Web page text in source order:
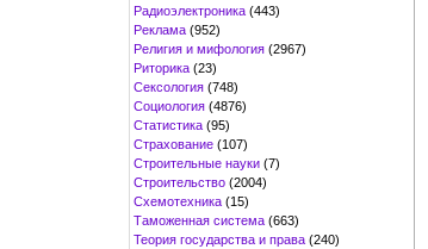
Радиоэлектроника (443)
Реклама (952)
Религия и мифология (2967)
Риторика (23)
Сексология (748)
Социология (4876)
Статистика (95)
Страхование (107)
Строительные науки (7)
Строительство (2004)
Схемотехника (15)
Таможенная система (663)
Теория государства и права (240)